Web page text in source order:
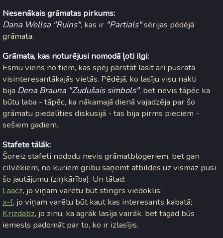
Nesenākais grāmatas pirkums:
Dana Wellsa "Ruins", kas ir "Partials"sērijas pēdējā
grāmata.
Grāmata, kas noturējusi nomodā ļoti ilgi:
Esmu viens no tiem, kas spēj pārstāt lasīt arī pusratā
visinteresantākajās vietās. Pēdējā, ko lasīju visu nakti
bija Dena Brauna "Zudušais simbols", bet nevis tāpēc ka
būtu laba - tāpēc, ka nākamajā dienā vajadzēja par šo
grāmatu piedalīties diskusijā - tas bija pirms pieciem -
sešiem gadiem.
Stafete tālāk:
Šoreiz stafeti nododu nevis grāmatblogeriem, bet gan
cilvēkiem, no kuriem gribu saņemt atbildes uz vismaz pusi
šo jautājumu (ziņkārība). Un tātad:
Laacz, jo viņam varētu būt stingrs viedoklis;
x-f, jo viņam varētu būt kaut kas interesants kabatā;
Krizdabz, jo zinu, ka agrāk lasīja vairāk, bet tagad būs
iemesls padomāt par to, ko ir izlasījis.